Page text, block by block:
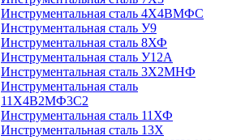
Инструментальная сталь 4Х4ВМФС
Инструментальная сталь У9
Инструментальная сталь 8ХФ
Инструментальная сталь У12А
Инструментальная сталь 3Х2МНФ
Инструментальная сталь
11Х4В2МФ3С2
Инструментальная сталь 11ХФ
Инструментальная сталь 13Х